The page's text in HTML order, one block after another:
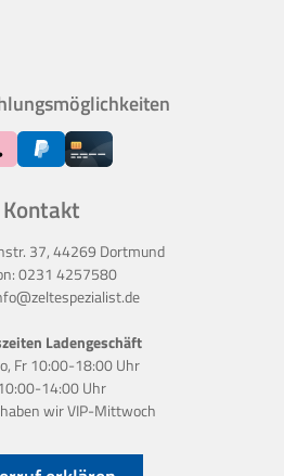
Kontakt
37, 44269 Dortmund
0231 4257580
Ladengeschäft
Fr 10:00-18:00 Uhr
14:00 Uhr
wirVIP-Mittwoch